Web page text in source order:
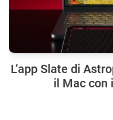
L’app Slate di
il Mac con